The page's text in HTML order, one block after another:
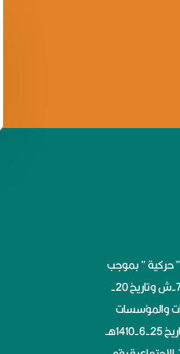
” حركية ” بموجب
خطاب وزارة الشؤون الإجتماعية رقم 6-72218-ش وتاريخ 20-
والمؤسسات
الخيرية الصادرة بقرار مجلس الوزراء رقم 107وتاريخ 25-6-1410هــ